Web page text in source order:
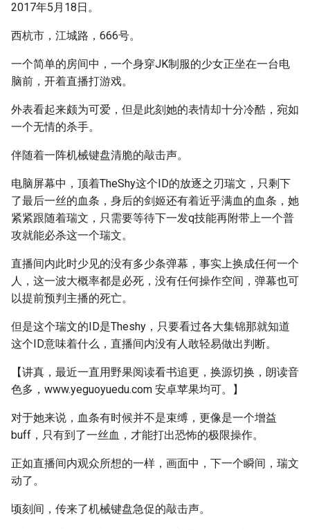
2017年5月18日。
西杭市，江城路，666号。
一个简单的房间中，一个身穿JK制服的少女正坐在一台电
脑前，开着直播打游戏。
外表看起来颇为可爱，但是此刻她的表情却十分冷酷，宛如
一个无情的杀手。
伴随着一阵机械键盘清脆的敲击声。
电脑屏幕中，顶着TheShy这个ID的放逐之刃瑞文，只剩下
了最后一丝的血条，身后的剑姬还有着近乎满血的血条，她
紧紧跟随着瑞文，只需要等待下一发q技能再附带上一个普
攻就能必杀这一个瑞文。
直播间内此时少见的没有多少条弹幕，事实上换成任何一个
人，这一波大概率都是必死，没有任何操作空间，弹幕也可
以提前预判主播的死亡。
但是这个瑞文的ID是Theshy，只要看过各大集锦那就知道
这个ID意味着什么，直播间内没有人敢轻易做出判断。
【讲真，最近一直用野果阅读看书追更，换源切换，朗读音
色多，www.yeguoyuedu.com 安卓苹果均可。】
对于她来说，血条有时候并不是束缚，更像是一个增益
buff，只有到了一丝血，才能打出恐怖的极限操作。
正如直播间内观众所想的一样，画面中，下一个瞬间，瑞文
动了。
顷刻间，传来了机械键盘急促的敲击声。